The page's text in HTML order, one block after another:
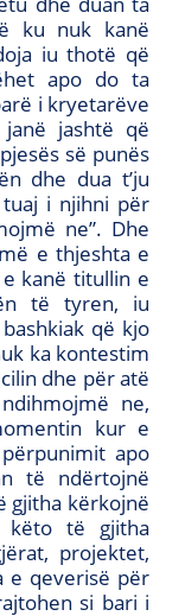
ku nuk kanë
iu thotë që
apo do ta
i kryetarëve
jashtë që
së punës
dhe dua t’ju
i njihni për
ne”. Dhe
e thjeshta e
kanë titullin e
të tyren, iu
që kjo
ka kontestim
dhe për atë
ne,
kur e
apo
të ndërtojnë
gjitha kërkojnë
të gjitha
projektet,
e qeverisë për
si bari i